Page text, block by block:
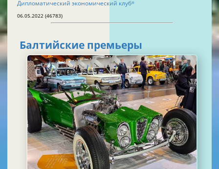
Дипломатический экономический клуб®
06.05.2022 (46783)
Балтийские премьеры